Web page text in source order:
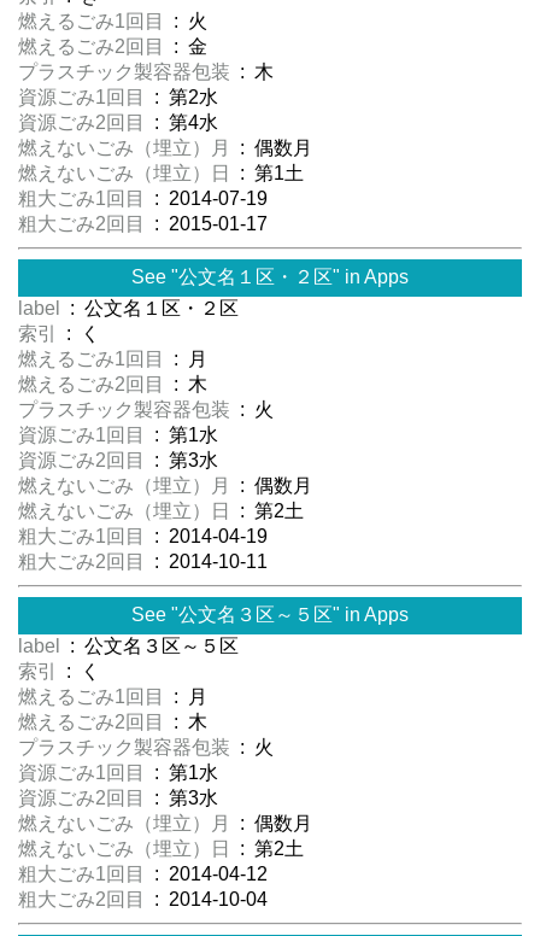
燃えるごみ1回目
: 火
燃えるごみ2回目
: 金
プラスチック製容器包装 : 木
資源ごみ1回目
: 第2水
資源ごみ2回目
: 第4水
燃えないごみ（埋立）月
: 偶数月
燃えないごみ（埋立）日
: 第1土
粗大ごみ1回目
: 2014-07-19
粗大ごみ2回目
: 2015-01-17
See "公文名１区・２区" in Apps
label
: 公文名１区・２区
索引
: く
燃えるごみ1回目
: 月
燃えるごみ2回目
: 木
プラスチック製容器包装 : 火
資源ごみ1回目
: 第1水
資源ごみ2回目
: 第3水
燃えないごみ（埋立）月
: 偶数月
燃えないごみ（埋立）日
: 第2土
粗大ごみ1回目
: 2014-04-19
粗大ごみ2回目
: 2014-10-11
See "公文名３区～５区" in Apps
label
: 公文名３区～５区
索引
: く
燃えるごみ1回目
: 月
燃えるごみ2回目
: 木
プラスチック製容器包装 : 火
資源ごみ1回目
: 第1水
資源ごみ2回目
: 第3水
燃えないごみ（埋立）月
: 偶数月
燃えないごみ（埋立）日
: 第2土
粗大ごみ1回目
: 2014-04-12
粗大ごみ2回目
: 2014-10-04